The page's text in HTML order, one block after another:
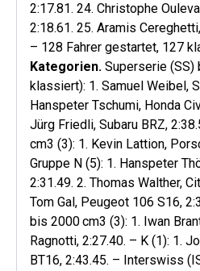
2:17.81. 24. Christophe
2:18.61. 25. Aramis
– 128 Fahrer gestartet, 127
Kategorien. Superserie (SS)
klassiert): 1. Samuel Weibel,
Hans­peter Tschumi, Honda
Jürg Friedli, Subaru BRZ,
cm3 (3): 1. Kevin Lattion,
Gruppe N (5): 1. Hanspeter
2:31.49. 2. Thomas Walther,
Tom Gal, Peugeot 106 S16,
bis 2000 cm3 (3): 1. Iwan
Ragnotti, 2:27.40. – K (1): 1.
BT16, 2:43.45. – Interswiss